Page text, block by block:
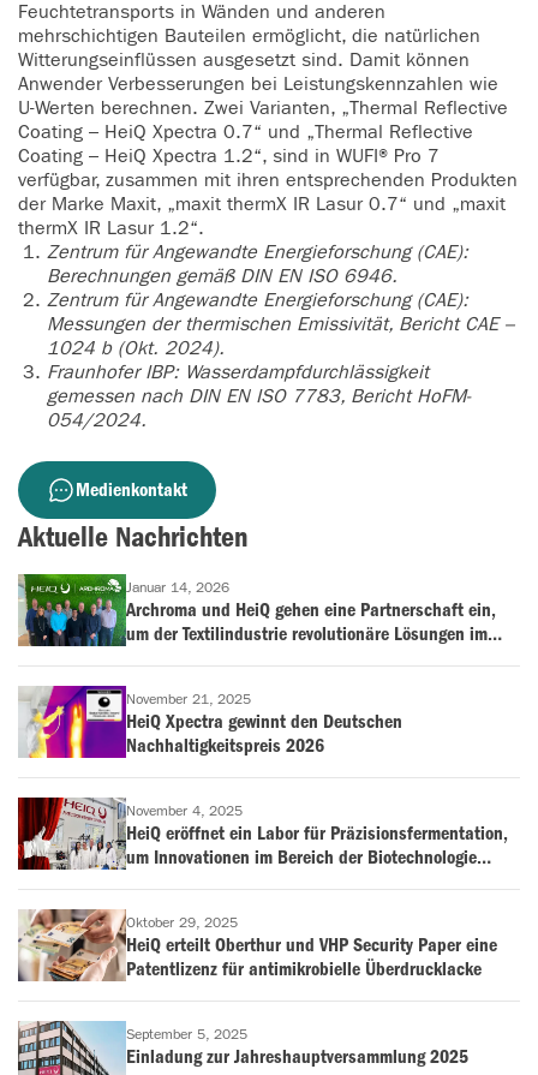
Feuchtetransports in Wänden und anderen
mehrschichtigen Bauteilen ermöglicht, die natürlichen
Witterungseinflüssen ausgesetzt sind. Damit können
Anwender Verbesserungen bei Leistungskennzahlen wie
U-Werten berechnen. Zwei Varianten, „Thermal Reflective
Coating – HeiQ Xpectra 0.7“ und „Thermal Reflective
Coating – HeiQ Xpectra 1.2“, sind in WUFI® Pro 7
verfügbar, zusammen mit ihren entsprechenden Produkten
der Marke Maxit, „maxit thermX IR Lasur 0.7“ und „maxit
thermX IR Lasur 1.2“.
Zentrum für Angewandte Energieforschung (CAE):
Berechnungen gemäß DIN EN ISO 6946.
Zentrum für Angewandte Energieforschung (CAE):
Messungen der thermischen Emissivität, Bericht CAE –
1024 b (Okt. 2024).
Fraunhofer IBP: Wasserdampfdurchlässigkeit
gemessen nach DIN EN ISO 7783, Bericht HoFM-
054/2024.
Medienkontakt
Aktuelle Nachrichten
Januar 14, 2026
Archroma und HeiQ gehen eine Partnerschaft ein,
um der Textilindustrie revolutionäre Lösungen im
November 21, 2025
HeiQ Xpectra gewinnt den Deutschen
Nachhaltigkeitspreis 2026
November 4, 2025
HeiQ eröffnet ein Labor für Präzisionsfermentation,
um Innovationen im Bereich der Biotechnologie
Oktober 29, 2025
HeiQ erteilt Oberthur und VHP Security Paper eine
Patentlizenz für antimikrobielle Überdrucklacke
September 5, 2025
Einladung zur Jahreshauptversammlung 2025